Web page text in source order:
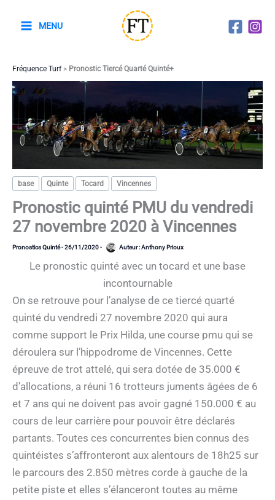
MENU
Fréquence Turf> Pronostic Tiercé Quarté Quinté+
base Quinte Tocard Vincennes
Pronostic quinté PMU du vendredi
27 novembre 2020 à Vincennes
Pronostics Quinté-26/11/2020- Auteur :Anthony Prioux
Le pronostic quinté avec un tocard et une base
incontournable
On se retrouve pour l’analyse de ce tiercé quarté
quinté du vendredi 27 novembre 2020 qui aura
comme support le Prix Hilda, une course pmu qui se
déroulera sur l’hippodrome de Vincennes. Cette
épreuve de trot attelé, qui sera dotée de 35.000 €
d’allocations, a réuni 16 trotteurs juments âgées de 6
et 7 ans qui ne doivent pas avoir gagné 150.000 € au
cours de leur carrière pour pouvoir être déclarés
partants. Toutes ces concurrentes bien connus des
quintéistes s’affronteront aux alentours de 18h25 sur
le parcours des 2.850 mètres corde à gauche de la
petite piste et elles s’élanceront toutes au même